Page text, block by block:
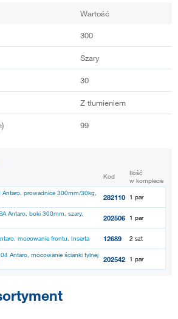
Wartość
300
Szary
30
Z tłumieniem
99
Kod
Ilość
w komplecie
prowadnice 300mm/30kg,
282110 1 par
Antaro, boki 300mm, szary,
202506 1 par
mocowanie frontu, Inserta 12689 2 szt
Antaro, mocowanie ścianki tylnej
202542 1 par